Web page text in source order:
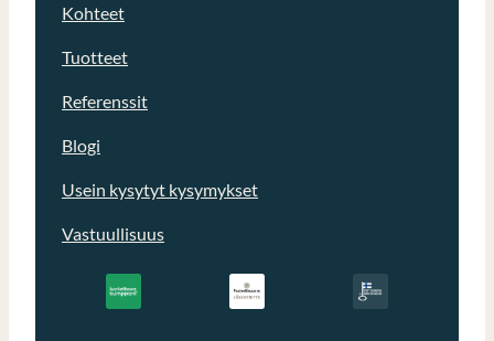
Kohteet
Tuotteet
Referenssit
Blogi
Usein kysytyt kysymykset
Vastuullisuus